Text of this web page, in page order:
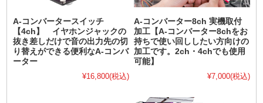
A-コンバータースイッチ
【4ch】 イヤホンジャックの
抜き差しだけで音の出力先の切
り替えができる便利なA-コンバ
ーター
¥16,800(税込)
A-コンバーター8ch 実機取付
加工【A-コンバーター8chをお
持ちで使い回ししたい方向けの
加工です。2ch・4chでも使用
可能】
¥7,000(税込)